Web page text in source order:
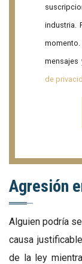
industria.
mensajes
de
Agresión
Alguien podría
causa
de la ley